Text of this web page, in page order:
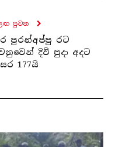
පුව​ත
පුරන්අප්පු රට
දිවි පුදා අදට
177යි